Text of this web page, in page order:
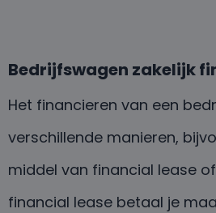
Bedrijfswagen zakelijk
Het financieren van een
verschillende manieren,
middel van financial lease
financial lease betaal je